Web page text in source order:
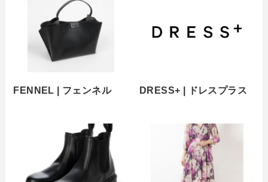
FENNEL | フェンネル DRESS+ | ドレスプラス